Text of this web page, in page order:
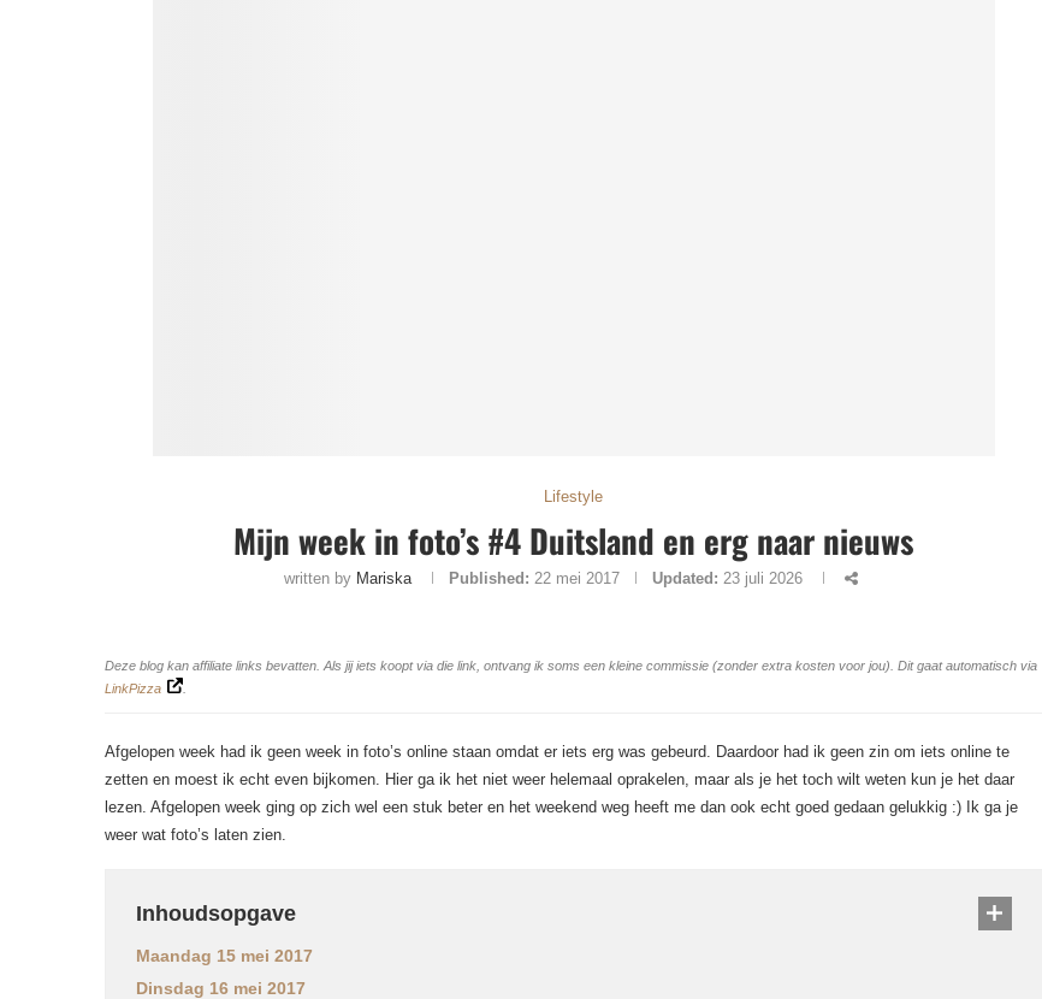
Lifestyle
Mijn week in foto’s #4 Duitsland en erg naar nieuws
written by Mariska Published: 22 mei 2017 Updated: 23 juli 2026
Deze blog kan affiliate links bevatten. Als jij iets koopt via die link, ontvang ik soms een kleine commissie (zonder extra kosten voor jou). Dit gaat automatisch via
LinkPizza
Afgelopen week had ik geen week in foto’s online staan omdat er iets erg was gebeurd. Daardoor had ik geen zin om iets online te
zetten en moest ik echt even bijkomen. Hier ga ik het niet weer helemaal oprakelen, maar als je het toch wilt weten kun je het daar
lezen. Afgelopen week ging op zich wel een stuk beter en het weekend weg heeft me dan ook echt goed gedaan gelukkig :) Ik ga je
weer wat foto’s laten zien.
Inhoudsopgave
Maandag 15 mei 2017
Dinsdag 16 mei 2017